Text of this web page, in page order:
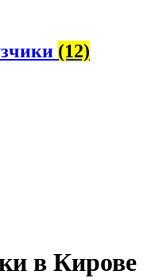
(12)
в Кирове